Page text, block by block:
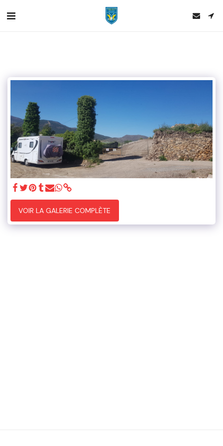
VOIR LA GALERIE COMPLÈTE